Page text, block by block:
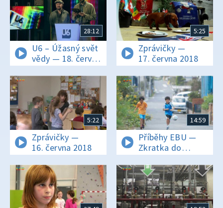
28:12
U6 – Úžasný svět
vědy — 18. června
2018
5:25
Zprávičky —
17. června 2018
5:22
Zprávičky —
16. června 2018
14:59
Příběhy EBU —
Zkratka do
Brazílie